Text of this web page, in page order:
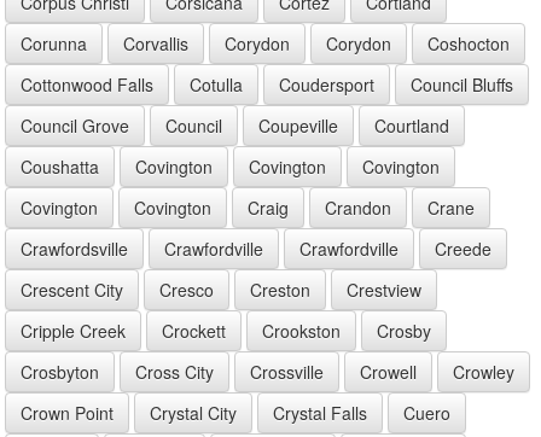
Corunna
Corvallis Corydon Corydon
Coshocton
Cottonwood Falls
Cotulla Coudersport
Council Bluffs
Council Grove
Council Coupeville
Courtland
Coushatta
Covington Covington
Covington
Covington
Covington Craig Crandon
Crane
Crawfordsville
Crawfordville Crawfordville
Creede
Crescent City
Cresco Creston
Crestview
Cripple Creek
Crockett Crookston
Crosby
Crosbyton
Cross City Crossville Crowell
Crowley
Crown Point
Crystal City Crystal Falls
Cuero